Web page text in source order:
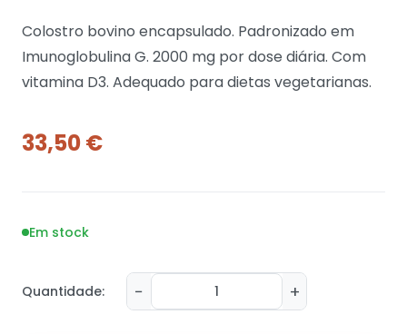
Colostro bovino encapsulado. Padronizado em
Imunoglobulina G. 2000 mg por dose diária. Com
vitamina D3. Adequado para dietas vegetarianas.
33,50€
Em stock
Quantidade: − +